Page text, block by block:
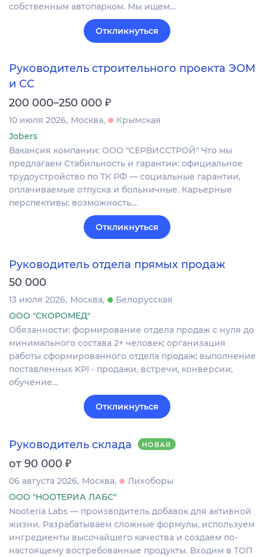
собственным автопарком. Мы ищем…
Откликнуться
Руководитель строительного проекта ЭОМ
и СС
200 000–250 000 ₽
10 июля 2026 Москва
Крымская
Jobers
Вакансия компании: ООО "СЕРВИССТРОЙ" Что мы
предлагаем Стабильность и гарантии: официальное
трудоустройство по ТК РФ — социальные гарантии,
оплачиваемые отпуска и больничные. Карьерные
перспективы: возможность…
Откликнуться
Руководитель отдела прямых продаж
50 000
13 июля 2026 Москва
Белорусская
ООО "СКОРОМЕД"
Обязанности: формирование отдела продаж с нуля до
минимального состава 2+ человек; организация
работы сформированного отдела продаж; выполнение
поставленных KPI - продажи, встречи, конверсии;
обучение…
Откликнуться
Руководитель склада НОВАЯ
от 90 000 ₽
06 августа 2026 Москва
Лихоборы
ООО "НООТЕРИА ЛАБС"
Nooteria Labs — производитель добавок для активной
жизни. Разрабатываем сложные формулы, используем
ингредиенты высочайшего качества и создаем по-
настоящему востребованные продукты. Входим в ТОП